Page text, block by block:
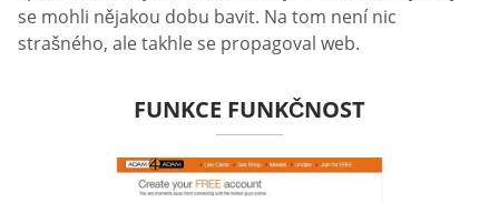
se mohli nějakou dobu bavit. Na tom není nic
strašného, ale takhle se propagoval web.
FUNKCE FUNKČNOST